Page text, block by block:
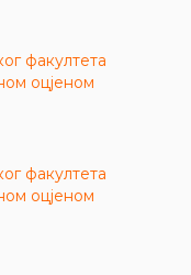
факултета
оцјеном
факултета
оцјеном